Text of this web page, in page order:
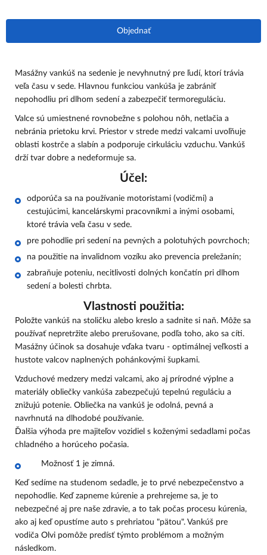
Objednať
Masážny vankúš na sedenie je nevyhnutný pre ľudí, ktorí trávia
veľa času v sede. Hlavnou funkciou vankúša je zabrániť
nepohodliu pri dlhom sedení a zabezpečiť termoreguláciu.
Valce sú umiestnené rovnobežne s polohou nôh, netlačia a
nebránia prietoku krvi. Priestor v strede medzi valcami uvoľňuje
oblasti kostrče a slabín a podporuje cirkuláciu vzduchu. Vankúš
drží tvar dobre a nedeformuje sa.
Účel:
odporúča sa na používanie motoristami (vodičmi) a
cestujúcimi, kancelárskymi pracovníkmi a inými osobami,
ktoré trávia veľa času v sede.
pre pohodlie pri sedení na pevných a polotuhých povrchoch;
na použitie na invalidnom vozíku ako prevencia preležanín;
zabraňuje poteniu, necitlivosti dolných končatín pri dlhom
sedení a bolesti chrbta.
Vlastnosti použitia:
Položte vankúš na stoličku alebo kreslo a sadnite si naň. Môže sa
používať nepretržite alebo prerušovane, podľa toho, ako sa cíti.
Masážny účinok sa dosahuje vďaka tvaru - optimálnej veľkosti a
hustote valcov naplnených pohánkovými šupkami.
Vzduchové medzery medzi valcami, ako aj prírodné výplne a
materiály obliečky vankúša zabezpečujú tepelnú reguláciu a
znižujú potenie. Obliečka na vankúš je odolná, pevná a
navrhnutá na dlhodobé používanie.
Ďalšia výhoda pre majiteľov vozidiel s koženými sedadlami počas
chladného a horúceho počasia.
Možnosť 1 je zimná.
Keď sedíme na studenom sedadle, je to prvé nebezpečenstvo a
nepohodlie. Keď zapneme kúrenie a prehrejeme sa, je to
nebezpečné aj pre naše zdravie, a to tak počas procesu kúrenia,
ako aj keď opustíme auto s prehriatou "pätou". Vankúš pre
vodiča Olvi pomôže predísť týmto problémom a možným
následkom.